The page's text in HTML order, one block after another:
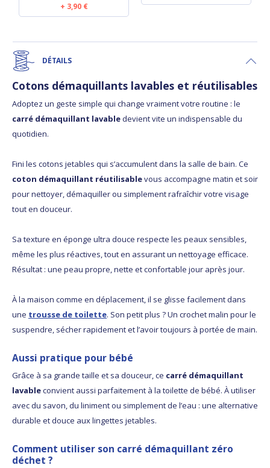
3,90 €
DÉTAILS
Cotons démaquillants lavables et réutilisables
Adoptez un geste simple qui change vraiment votre routine : le
carré démaquillant lavabledevient vite un indispensable du
quotidien.
Fini les cotons jetables qui s’accumulent dans la salle de bain. Ce
coton démaquillant réutilisablevous accompagne matin et soir
pour nettoyer, démaquiller ou simplement rafraîchir votre visage
tout en douceur.
Sa texture en éponge ultra douce respecte les peaux sensibles,
même les plus réactives, tout en assurant un nettoyage efficace.
Résultat : une peau propre, nette et confortable jour après jour.
À la maison comme en déplacement, il se glisse facilement dans
une trousse de toilette. Son petit plus ? Un crochet malin pour le
suspendre, sécher rapidement et l’avoir toujours à portée de main.
Aussi pratique pour bébé
Grâce à sa grande taille et sa douceur, ce carré démaquillant
lavableconvient aussi parfaitement à la toilette de bébé. À utiliser
avec du savon, du liniment ou simplement de l’eau : une alternative
durable et douce aux lingettes jetables.
Comment utiliser son carré démaquillant zéro
déchet ?